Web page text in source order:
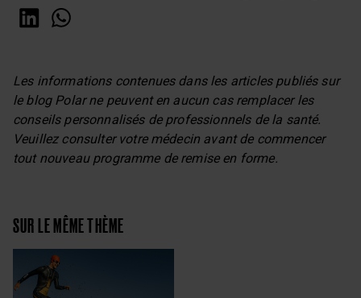
Les informations contenues dans les articles publiés sur
le blog Polar ne peuvent en aucun cas remplacer les
conseils personnalisés de professionnels de la santé.
Veuillez consulter votre médecin avant de commencer
tout nouveau programme de remise en forme.
SUR LE MÊME THÈME